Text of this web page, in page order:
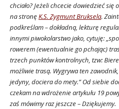
chciało? Jeżeli chcecie dowiedzieć się
na stronę K.S. Zygmunt Bruksela.
podkreślam – dokładną, lekturę
innymi piwokolarstwo jako, cytuję:
rowerem (ewentualnie go pchając)
trzech punktów kontrolnych, tzw:
możliwie trasą. Wygrywa ten
jedyny, dociera do mety.” Od siebie
czekam na wdrożenie artykułu 19
zaś mówimy raz jeszcze – Dziękujemy.